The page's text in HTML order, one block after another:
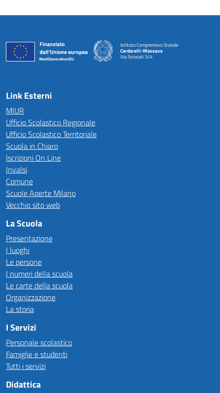
Istituto Comprensivo Statale
Cardarelli-Massaua
Via Scrosati 3/4
Link Esterni
MIUR
Ufficio Scolastico Regionale
Ufficio Scolastico Territoriale
Scuola in Chiaro
Iscrizioni On Line
Invalsi
Comune
Scuole Aperte Milano
Vecchio sito web
La Scuola
Presentazione
I luoghi
Le persone
I numeri della scuola
Le carte della scuola
Organizzazione
La storia
I Servizi
Personale scolastico
Famiglie e studenti
Tutti i servizi
Didattica